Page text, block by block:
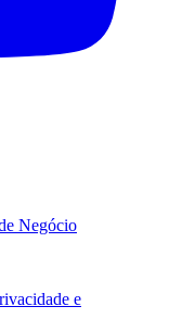
Negócio
e